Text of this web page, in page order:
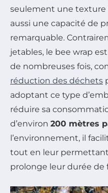
seulement une texture
aussi une capacité de
remarquable.
jetables, le bee wrap
de nombreuses fois,
réduction des déchets
adoptant ce type
réduire sa
d’environ 200 mètres
l’environnement, il
tout en leur
prolonge leur durée de